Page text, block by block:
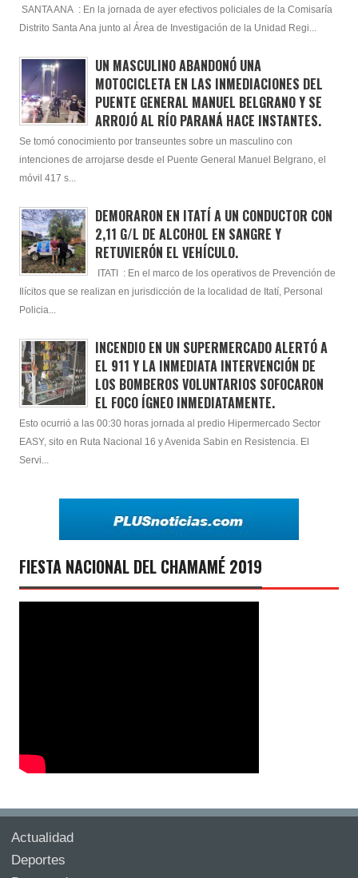
SANTA ANA : En la jornada de ayer efectivos policiales de la Comisaría
Distrito Santa Ana junto al Área de Investigación de la Unidad Regi...
UN MASCULINO ABANDONÓ UNA
MOTOCICLETA EN LAS INMEDIACIONES DEL
PUENTE GENERAL MANUEL BELGRANO Y SE
ARROJÓ AL RÍO PARANÁ HACE INSTANTES.
Se tomó conocimiento por transeuntes sobre un masculino con
intenciones de arrojarse desde el Puente General Manuel Belgrano, el
móvil 417 s...
DEMORARON EN ITATÍ A UN CONDUCTOR CON
2,11 G/L DE ALCOHOL EN SANGRE Y
RETUVIERÓN EL VEHÍCULO.
ITATI : En el marco de los operativos de Prevención de
Ilícitos que se realizan en jurisdicción de la localidad de Itatí, Personal
Policia...
INCENDIO EN UN SUPERMERCADO ALERTÓ A
EL 911 Y LA INMEDIATA INTERVENCIÓN DE
LOS BOMBEROS VOLUNTARIOS SOFOCARON
EL FOCO ÍGNEO INMEDIATAMENTE.
Esto ocurrió a las 00:30 horas jornada al predio Hipermercado Sector
EASY, sito en Ruta Nacional 16 y Avenida Sabin en Resistencia. El
Servi...
FIESTA NACIONAL DEL CHAMAMÉ 2019
Actualidad
Deportes